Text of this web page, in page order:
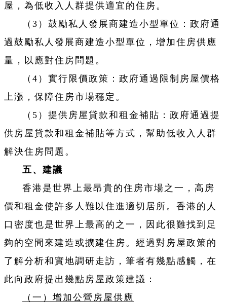
屋，為低收入人群提供適宜的住房。
（3）鼓勵私人發展商建造小型單位：政府通
過鼓勵私人發展商建造小型單位，增加住房供應
量，以應對住房問題。
（4）實行限價政策：政府通過限制房屋價格
上漲，保障住房市場穩定。
（5）提供房屋貸款和租金補貼：政府通過提
供房屋貸款和租金補貼等方式，幫助低收入人群
解決住房問題。
五、建議
香港是世界上最昂貴的住房市場之一，高房
價和租金使許多人難以住進適切居所。香港的人
口密度也是世界上最高的之一，因此很難找到足
夠的空間來建造或擴建住房。經過對房屋政策的
了解分析和實地調研走訪，筆者有幾點感觸，在
此向政府提出幾點房屋政策建議：
（一）增加公營房屋供應